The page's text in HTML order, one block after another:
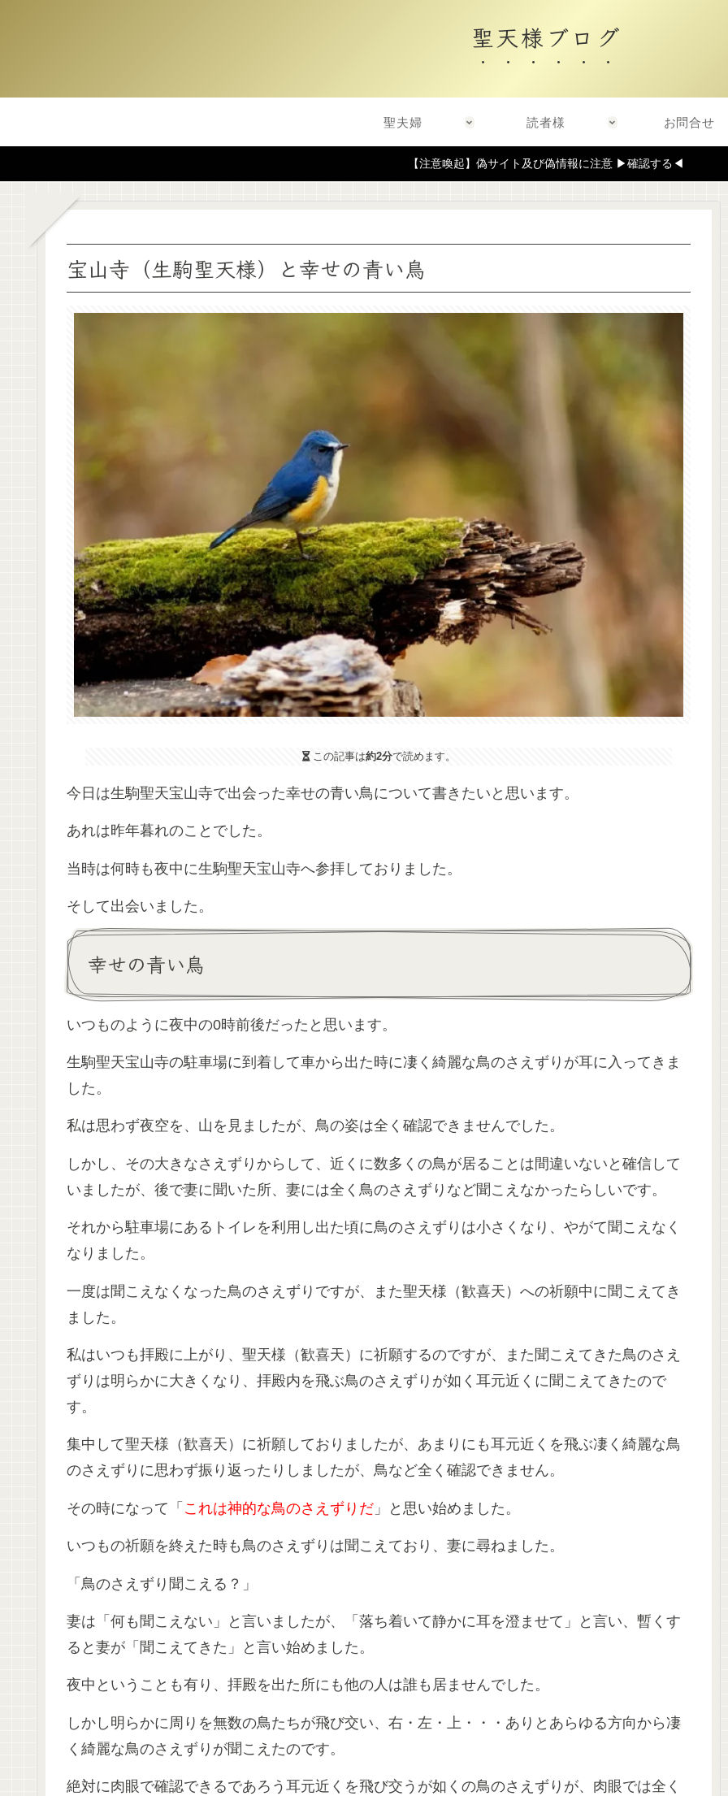
聖天様ブログ
聖夫婦 読者様 お問合せ
【注意喚起】偽サイト及び偽情報に注意 ▶確認する◀
宝山寺（生駒聖天様）と幸せの青い鳥
この記事は約2分で読めます。
今日は生駒聖天宝山寺で出会った幸せの青い鳥について書きたいと思います。
あれは昨年暮れのことでした。
当時は何時も夜中に生駒聖天宝山寺へ参拝しておりました。
そして出会いました。
幸せの青い鳥
いつものように夜中の0時前後だったと思います。
生駒聖天宝山寺の駐車場に到着して車から出た時に凄く綺麗な鳥のさえずりが耳に入ってきま
した。
私は思わず夜空を、山を見ましたが、鳥の姿は全く確認できませんでした。
しかし、その大きなさえずりからして、近くに数多くの鳥が居ることは間違いないと確信して
いましたが、後で妻に聞いた所、妻には全く鳥のさえずりなど聞こえなかったらしいです。
それから駐車場にあるトイレを利用し出た頃に鳥のさえずりは小さくなり、やがて聞こえなく
なりました。
一度は聞こえなくなった鳥のさえずりですが、また聖天様（歓喜天）への祈願中に聞こえてき
ました。
私はいつも拝殿に上がり、聖天様（歓喜天）に祈願するのですが、また聞こえてきた鳥のさえ
ずりは明らかに大きくなり、拝殿内を飛ぶ鳥のさえずりが如く耳元近くに聞こえてきたので
す。
集中して聖天様（歓喜天）に祈願しておりましたが、あまりにも耳元近くを飛ぶ凄く綺麗な鳥
のさえずりに思わず振り返ったりしましたが、鳥など全く確認できません。
その時になって「 これは神的な鳥のさえずりだ 」と思い始めました。
いつもの祈願を終えた時も鳥のさえずりは聞こえており、妻に尋ねました。
「鳥のさえずり聞こえる？」
妻は「何も聞こえない」と言いましたが、「落ち着いて静かに耳を澄ませて」と言い、暫くす
ると妻が「聞こえてきた」と言い始めました。
夜中ということも有り、拝殿を出た所にも他の人は誰も居ませんでした。
しかし明らかに周りを無数の鳥たちが飛び交い、右・左・上・・・ありとあらゆる方向から凄
く綺麗な鳥のさえずりが聞こえたのです。
絶対に肉眼で確認できるであろう耳元近くを飛び交うが如くの鳥のさえずりが、肉眼では全く